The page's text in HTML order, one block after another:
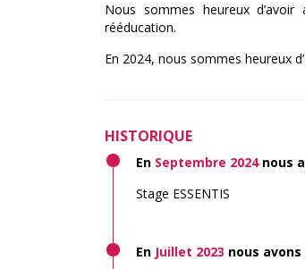
Nous sommes heureux
rééducation.
En 2024, nous sommes heureux
HISTORIQUE
En Septembre 2024nous
Stage ESSENTIS
En Juillet 2023 nous